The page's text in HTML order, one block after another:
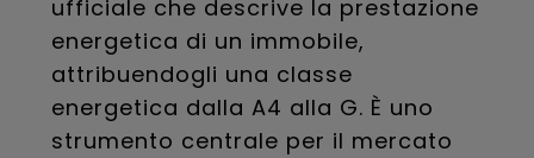
ufficiale che descrive la prestazione
energetica di un immobile,
attribuendogli una classe
energetica dalla A4 alla G. È uno
strumento centrale per il mercato